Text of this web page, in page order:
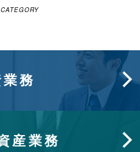
務
産業務